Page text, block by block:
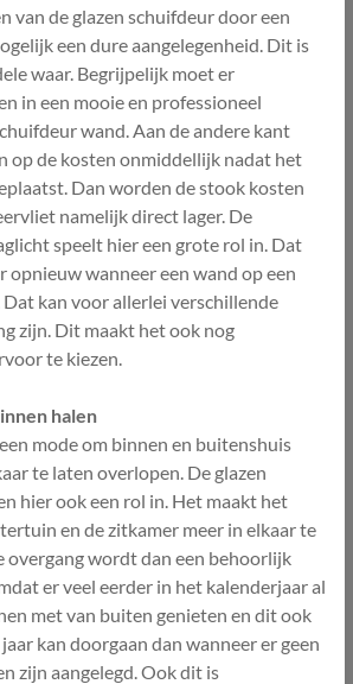
van de glazen schuifdeur door een
een dure aangelegenheid. Dit is
waar. Begrijpelijk moet er
in een mooie en professioneel
wand. Aan de andere kant
op de kosten onmiddellijk nadat het
Dan worden de stook kosten
namelijk direct lager. De
speelt hier een grote rol in. Dat
opnieuw wanneer een wand op een
kan voor allerlei verschillende
zijn. Dit maakt het ook nog
te kiezen.
halen
mode om binnen en buitenshuis
te laten overlopen. De glazen
hier ook een rol in. Het maakt het
en de zitkamer meer in elkaar te
overgang wordt dan een behoorlijk
er veel eerder in het kalenderjaar al
met van buiten genieten en dit ook
kan doorgaan dan wanneer er geen
zijn aangelegd. Ook dit is